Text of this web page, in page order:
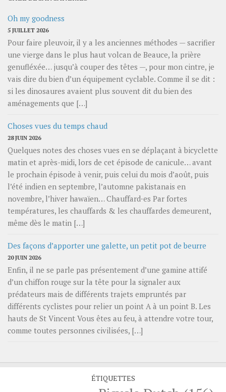
Oh my goodness
5 JUILLET 2026
Pour faire pleuvoir, il y a les anciennes méthodes — sacrifier
une vierge dans le plus haut volcan de Beauce, la prière
genufléxée… jusqu’à couper des têtes —, pour mon cintre, je
vais dire du bien d’un équipement cyclable. Comme il se dit :
si les dinosaures avaient plus souvent dit du bien des
aménagements que […]
Choses vues du temps chaud
28 JUIN 2026
Quelques notes des choses vues en se déplaçant à bicyclette
matin et après-midi, lors de cet épisode de canicule… avant
le prochain épisode à venir, puis celui du mois d’août, puis
l’été indien en septembre, l’automne pakistanais en
novembre, l’hiver hawaïen… Chauffard⋅es Par fortes
températures, les chauffards & les chauffardes demeurent,
même dès le matin […]
Des façons d’apporter une galette, un petit pot de beurre
20 JUIN 2026
Enfin, il ne se parle pas présentement d’une gamine attifé
d’un chiffon rouge sur la tête pour la signaler aux
prédateurs mais de différents trajets empruntés par
différents cyclistes pour relier un point A à un point B. Les
hauts de St Vincent Vous êtes au feu, à attendre votre tour,
comme toutes personnes civilisées, […]
ÉTIQUETTES